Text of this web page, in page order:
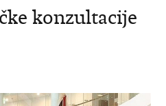
konzultacije